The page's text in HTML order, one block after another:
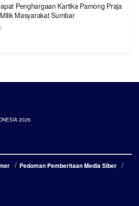
Penghargaan Kartika Pamong Praja
Masyarakat Sumbar
2026
Pedoman Pemberitaan Media Siber